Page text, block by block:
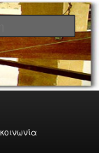
'Ο Όσιος Ιωάννης